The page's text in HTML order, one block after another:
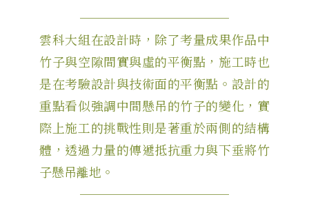
────────────
雲科大組在設計時，除了考量成果作品中
竹子與空隙間實與虛的平衡點，施工時也
是在考驗設計與技術面的平衡點。設計的
重點看似強調中間懸吊的竹子的變化，實
際上施工的挑戰性則是著重於兩側的結構
體，透過力量的傳遞抵抗重力與下垂將竹
子懸吊離地。
────────────